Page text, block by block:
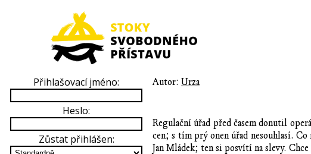
Autor: Urza
Regulační úřad před časem donutil
cen; s tím prý onen úřad nesouhlasí.
Jan Mládek; ten si posvítí na slevy.
Přihlašovací jméno:
Heslo:
Zůstat přihlášen: